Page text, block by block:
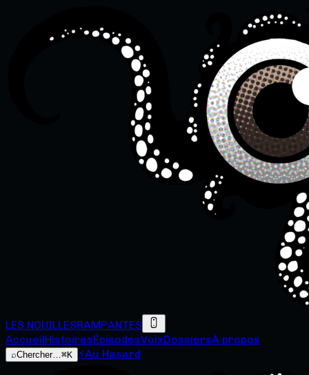
LES NOUILLESRAMPANTES
AccueilHistoiresÉpisodesVoixDossiersÀ propos
⌕Chercher…⌘K ⚡Au Hasard